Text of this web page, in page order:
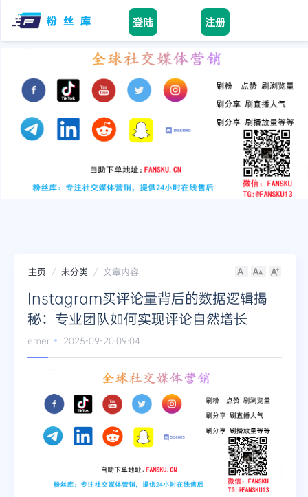
登陆 注册
facebook
tiktok
instagram
twitter
telegram
主页 未分类 文章内容
Instagram买评论量背后的数据逻辑揭
秘：专业团队如何实现评论自然增长
emer 2025-09-20 09:04